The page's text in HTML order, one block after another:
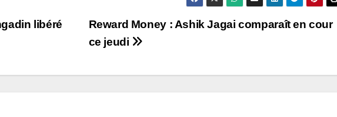
Reward Money : Ashik Jagai comparaît en cour
ce jeudi
libéré